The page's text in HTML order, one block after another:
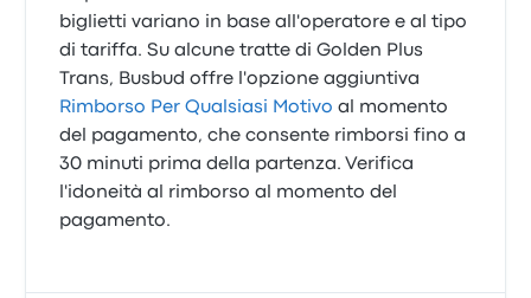
biglietti variano in base all'operatore e al tipo
di tariffa. Su alcune tratte di Golden Plus
Trans, Busbud offre l'opzione aggiuntiva
Rimborso Per Qualsiasi Motivo al momento
del pagamento, che consente rimborsi fino a
30 minuti prima della partenza. Verifica
l'idoneità al rimborso al momento del
pagamento.